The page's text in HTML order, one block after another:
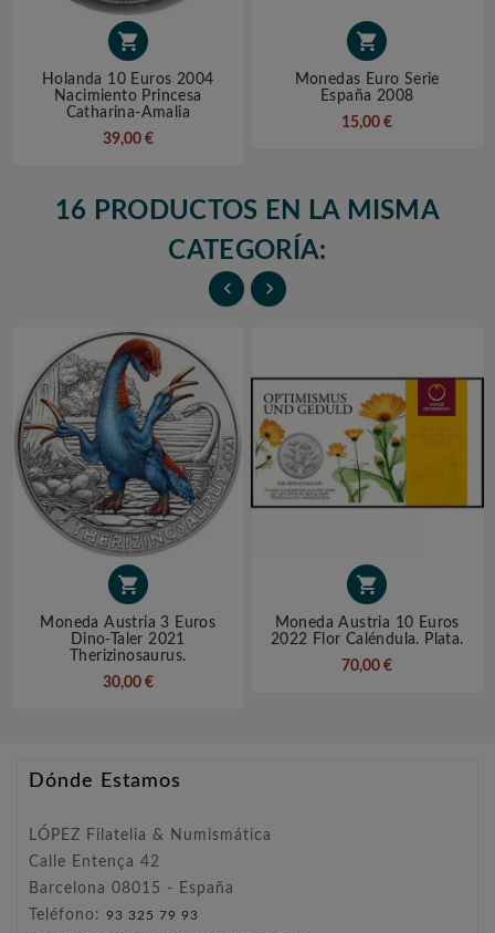

Holanda 10 Euros 2004
Nacimiento Princesa
Catharina-Amalia
39,00 €

Monedas Euro Serie
España 2008
15,00 €
16 PRODUCTOS EN LA MISMA
CATEGORÍA:
 

Moneda Austria 3 Euros
Dino-Taler 2021
Therizinosaurus.
30,00 €

Moneda Austria 10 Euros
2022 Flor Caléndula. Plata.
70,00 €
Dónde Estamos
LÓPEZ Filatelia & Numismática
Calle Entença 42
Barcelona 08015 - España
Teléfono: 93 325 79 93